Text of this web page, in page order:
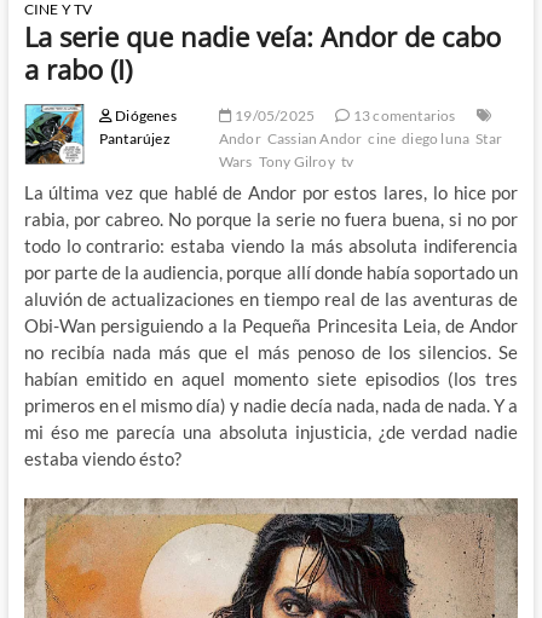
CINE Y TV
La serie que nadie veía: Andor de cabo
a rabo (I)
Diógenes
Pantarújez
19/05/2025
13 comentarios
Andor Cassian Andor cine diego luna Star
Wars Tony Gilroy tv
La última vez que hablé de Andor por estos lares, lo hice por
rabia, por cabreo. No porque la serie no fuera buena, si no por
todo lo contrario: estaba viendo la más absoluta indiferencia
por parte de la audiencia, porque allí donde había soportado un
aluvión de actualizaciones en tiempo real de las aventuras de
Obi-Wan persiguiendo a la Pequeña Princesita Leia, de Andor
no recibía nada más que el más penoso de los silencios. Se
habían emitido en aquel momento siete episodios (los tres
primeros en el mismo día) y nadie decía nada, nada de nada. Y a
mi éso me parecía una absoluta injusticia, ¿de verdad nadie
estaba viendo ésto?